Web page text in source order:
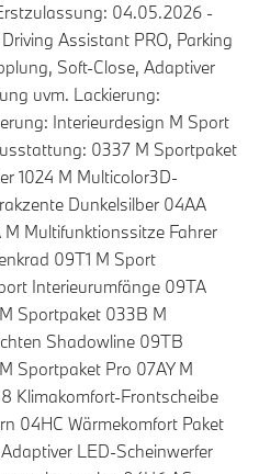
04.05.2026 -
Assistant PRO, Parking
Soft-Close, Adaptiver
uvm. Lackierung:
Interieurdesign M Sport
0337 M Sportpaket
1024 M Multicolor3D-
Dunkelsilber 04AA
Multifunktionssitze Fahrer
09T1 M Sport
Interieurumfänge 09TA
Sportpaket 033B M
Shadowline 09TB
Sportpaket Pro 07AY M
Klimakomfort-Frontscheibe
04HC Wärmekomfort Paket
LED-Scheinwerfer